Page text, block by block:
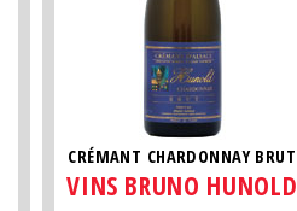
CRÉMANT CHARDONNAY BRUT
VINS BRUNO HUNOLD